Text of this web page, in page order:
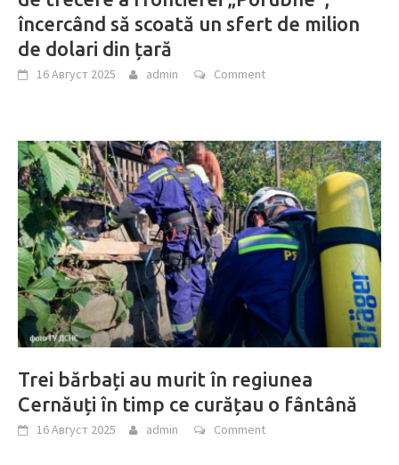
încercând să scoată un sfert de milion
de dolari din țară
16 Август 2025 admin Comment
Trei bărbați au murit în regiunea
Cernăuți în timp ce curățau o fântână
16 Август 2025 admin Comment